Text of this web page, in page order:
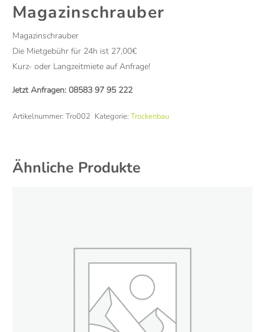
Magazinschrauber
Magazinschrauber
Die Mietgebühr für 24h ist 27,00€
Kurz- oder Langzeitmiete auf Anfrage!
Jetzt Anfragen: 08583 97 95 222
Artikelnummer: Tro002 Kategorie:Trockenbau
Ähnliche Produkte